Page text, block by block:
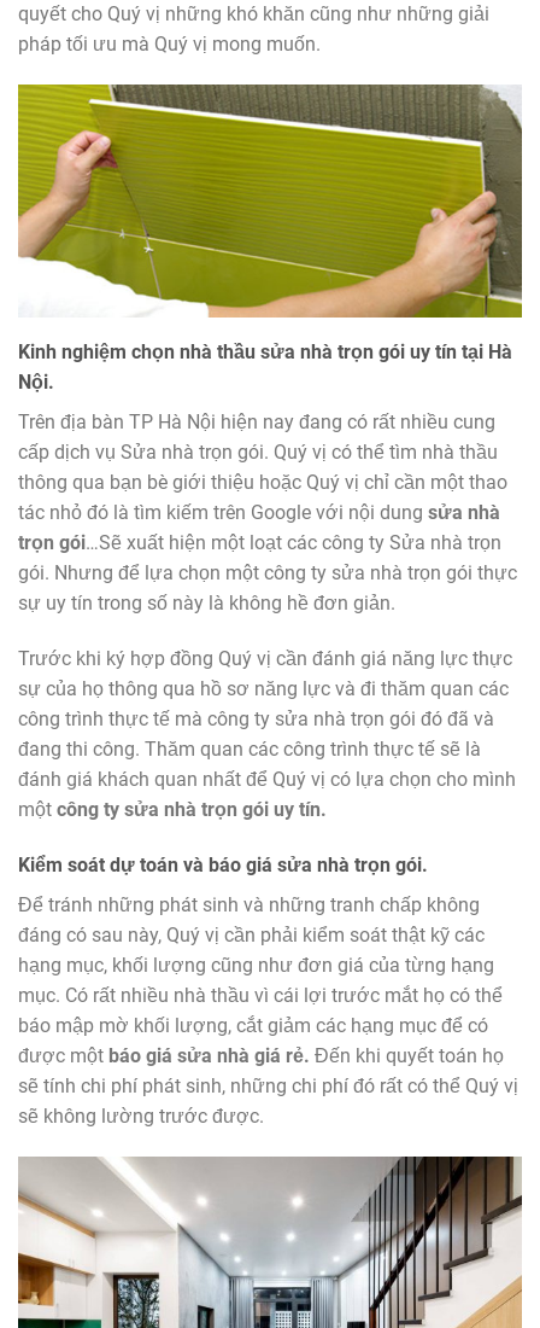
quyết cho Quý vị những khó khăn cũng như những giải
pháp tối ưu mà Quý vị mong muốn.
Kinh nghiệm chọn nhà thầu sửa nhà trọn gói uy tín tại Hà
Nội.
Trên địa bàn TP Hà Nội hiện nay đang có rất nhiều cung
cấp dịch vụ Sửa nhà trọn gói. Quý vị có thể tìm nhà thầu
thông qua bạn bè giới thiệu hoặc Quý vị chỉ cần một thao
tác nhỏ đó là tìm kiếm trên Google với nội dung sửa nhà
trọn gói…Sẽ xuất hiện một loạt các công ty Sửa nhà trọn
gói. Nhưng để lựa chọn một công ty sửa nhà trọn gói thực
sự uy tín trong số này là không hề đơn giản.
Trước khi ký hợp đồng Quý vị cần đánh giá năng lực thực
sự của họ thông qua hồ sơ năng lực và đi thăm quan các
công trình thực tế mà công ty sửa nhà trọn gói đó đã và
đang thi công. Thăm quan các công trình thực tế sẽ là
đánh giá khách quan nhất để Quý vị có lựa chọn cho mình
một công ty sửa nhà trọn gói uy tín.
Kiểm soát dự toán và báo giá sửa nhà trọn gói.
Để tránh những phát sinh và những tranh chấp không
đáng có sau này, Quý vị cần phải kiểm soát thật kỹ các
hạng mục, khối lượng cũng như đơn giá của từng hạng
mục. Có rất nhiều nhà thầu vì cái lợi trước mắt họ có thể
báo mập mờ khối lượng, cắt giảm các hạng mục để có
được một báo giá sửa nhà giá rẻ. Đến khi quyết toán họ
sẽ tính chi phí phát sinh, những chi phí đó rất có thể Quý vị
sẽ không lường trước được.